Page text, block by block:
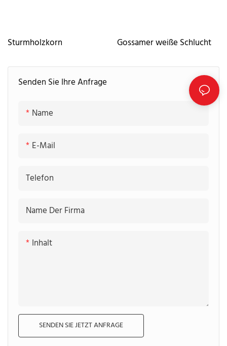
Senden Sie Ihre Anfrage
Name
E-Mail
Telefon
Name Der Firma
Inhalt
SENDEN SIE JETZT ANFRAGE
Sturmholzkorn Gossamer weiße Schlucht